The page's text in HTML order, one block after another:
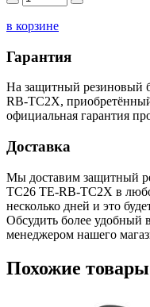
в корзине
Гарантия
На защитный резиновый
RB-TC2X,
официальная гарантия
Доставка
Мы доставим защитный
TC26 TE-RB-TC2X в
несколько дней и это
Обсудить более удобный
менеджером нашего
Похожие товары